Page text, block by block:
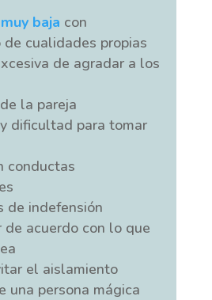
baja con
de cualidades propias
de agradar a los
la pareja
dificultad para tomar
conductas
de indefensión
de acuerdo con lo que
el aislamiento
una persona mágica